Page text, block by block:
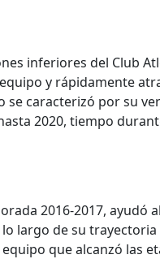
inferiores del Club
y rápidamente
se caracterizó por su
2020, tiempo
2016-2017, ayudó
largo de su
que alcanzó las